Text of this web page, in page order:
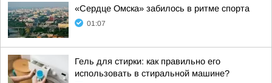
«Сердце Омска» забилось в ритме спорта
01:07
Гель для стирки: как правильно его
использовать в стиральной машине?